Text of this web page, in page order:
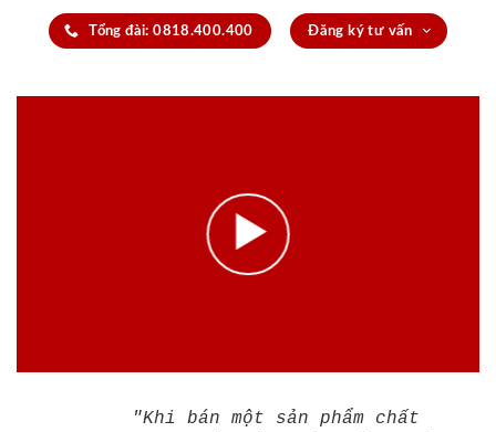
Tổng đài: 0818.400.400 Đăng ký tư vấn
"Khi bán một sản phẩm chất